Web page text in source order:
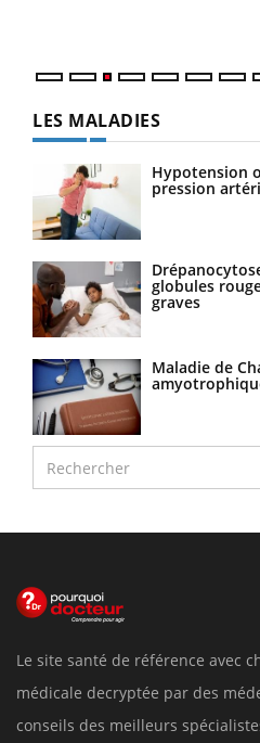
LES MALADIES
Hypotension
pression
globules
graves
Maladie de
Le site santé de référence avec
médicale decryptée par des
conseils des meilleurs